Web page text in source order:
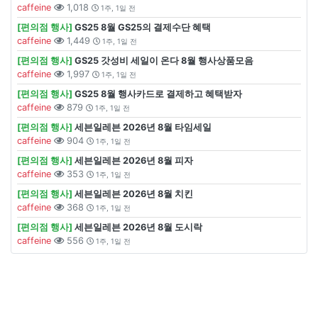
caffeine
1,018 1주, 1일 전
[편의점 행사] GS25 8월 GS25의 결제수단 혜택
caffeine
1,449 1주, 1일 전
[편의점 행사] GS25 갓성비 세일이 온다 8월 행사상품모음
caffeine
1,997 1주, 1일 전
[편의점 행사] GS25 8월 행사카드로 결제하고 혜택받자
caffeine
879 1주, 1일 전
[편의점 행사] 세븐일레븐 2026년 8월 타임세일
caffeine
904 1주, 1일 전
[편의점 행사] 세븐일레븐 2026년 8월 피자
caffeine
353 1주, 1일 전
[편의점 행사] 세븐일레븐 2026년 8월 치킨
caffeine
368 1주, 1일 전
[편의점 행사] 세븐일레븐 2026년 8월 도시락
caffeine
556 1주, 1일 전